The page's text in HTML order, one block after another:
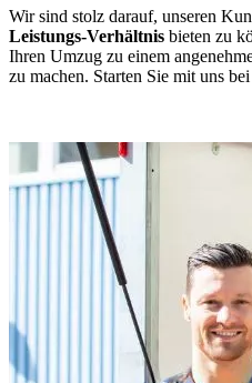
Wir sind stolz darauf, unseren
Leistungs-Verhältnis bieten zu
Ihren Umzug zu einem
zu machen. Starten Sie mit uns